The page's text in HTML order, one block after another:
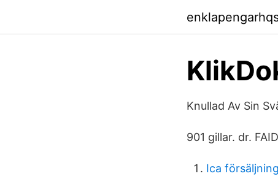
Knullad Av Sin
901 gillar. dr.
Ica